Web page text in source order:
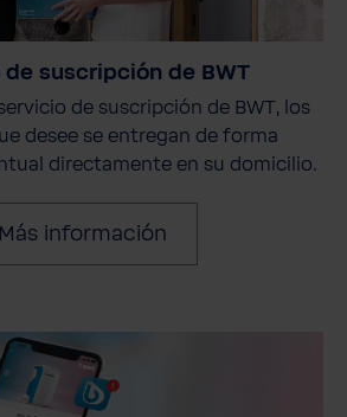
de suscripción de BWT
de suscripción de BWT, los
desee se entregan de forma
directamente en su domicilio.
Más información